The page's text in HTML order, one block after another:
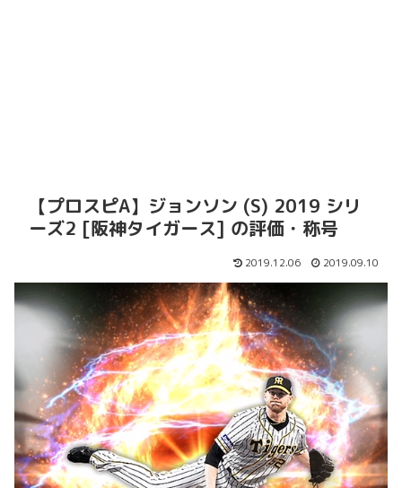
【プロスピA】ジョンソン (S) 2019 シリ
ーズ2 [阪神タイガース] の評価・称号
2019.12.06 2019.09.10